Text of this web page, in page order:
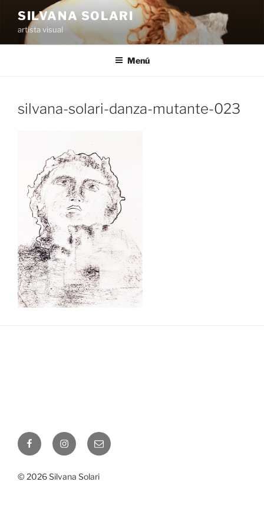
contenido
SILVANA SOLARI
artista visual
Menú
silvana-solari-danza-mutante-023
FacebookInstagramCorreo
electrónico
© 2026 Silvana Solari